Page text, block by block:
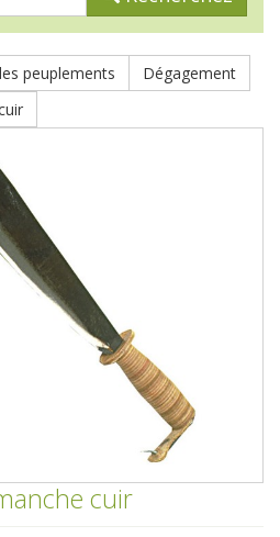
peuplements
Dégagement
cuir